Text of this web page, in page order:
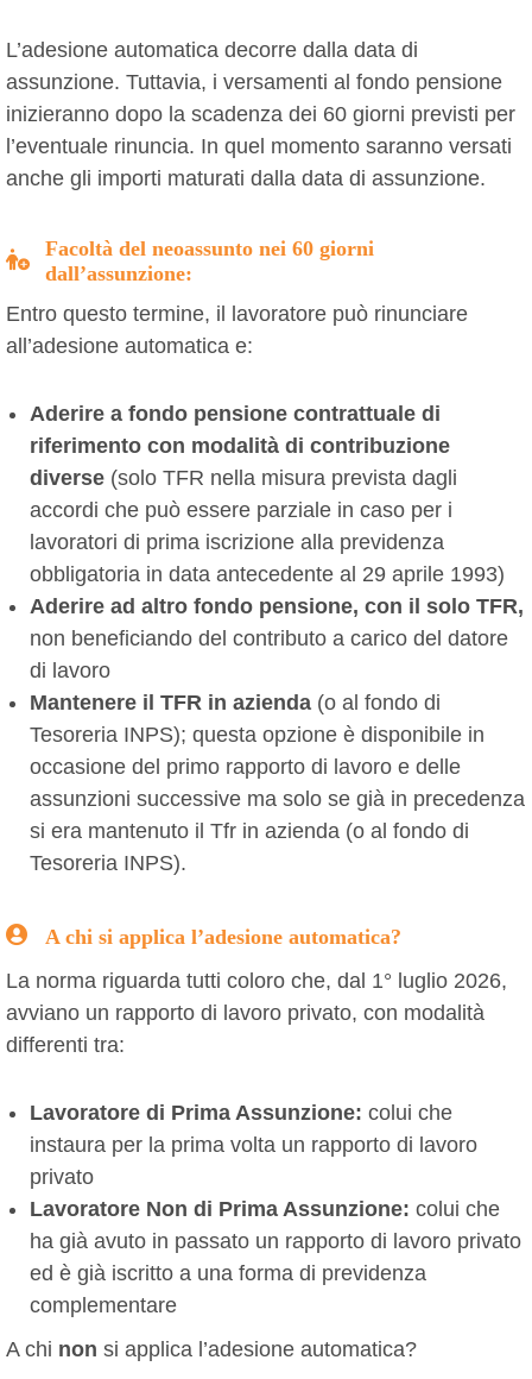
L’adesione automatica decorre dalla data di
assunzione. Tuttavia, i versamenti al fondo pensione
inizieranno dopo la scadenza dei 60 giorni previsti per
l’eventuale rinuncia. In quel momento saranno versati
anche gli importi maturati dalla data di assunzione.
Facoltà del neoassunto nei 60 giorni
dall’assunzione:
Entro questo termine, il lavoratore può rinunciare
all’adesione automatica e:
Aderire a fondo pensione contrattuale di
riferimento con modalità di contribuzione
diverse (solo TFR nella misura prevista dagli
accordi che può essere parziale in caso per i
lavoratori di prima iscrizione alla previdenza
obbligatoria in data antecedente al 29 aprile 1993)
Aderire ad altro fondo pensione, con il solo TFR,
non beneficiando del contributo a carico del datore
di lavoro
Mantenere il TFR in azienda (o al fondo di
Tesoreria INPS); questa opzione è disponibile in
occasione del primo rapporto di lavoro e delle
assunzioni successive ma solo se già in precedenza
si era mantenuto il Tfr in azienda (o al fondo di
Tesoreria INPS).
A chi si applica l’adesione automatica?
La norma riguarda tutti coloro che, dal 1° luglio 2026,
avviano un rapporto di lavoro privato, con modalità
differenti tra:
Lavoratore di Prima Assunzione: colui che
instaura per la prima volta un rapporto di lavoro
privato
Lavoratore Non di Prima Assunzione: colui che
ha già avuto in passato un rapporto di lavoro privato
ed è già iscritto a una forma di previdenza
complementare
A chi non si applica l’adesione automatica?